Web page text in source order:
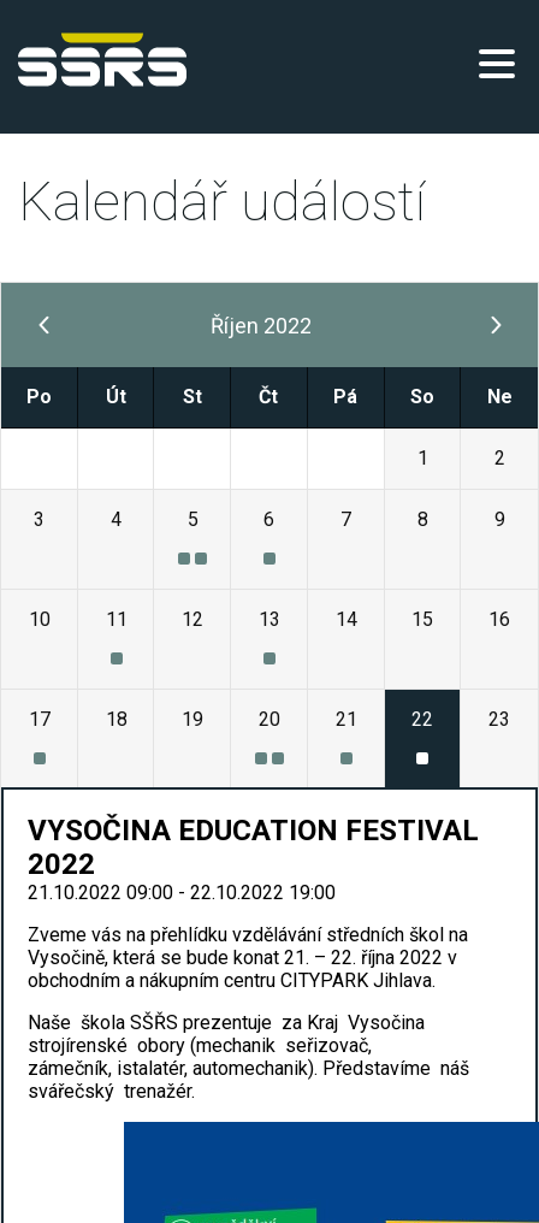
Kalendář událostí
Říjen 2022
Po Út St Čt Pá So Ne
1 2
3 4 5 6 7 8 9
10 11 12 13 14 15 16
17 18 19 20 21 22 23
VYSOČINA EDUCATION FESTIVAL
2022
21.10.2022 09:00 - 22.10.2022 19:00
Zveme vás na přehlídku vzdělávání středních škol na
Vysočině, která se bude konat 21. – 22. října 2022 v
obchodním a nákupním centru CITYPARK Jihlava.
Naše škola SŠŘS prezentuje za Kraj Vysočina
strojírenské obory (mechanik seřizovač,
zámečník, istalatér, automechanik). Představíme náš
svářečský trenažér.